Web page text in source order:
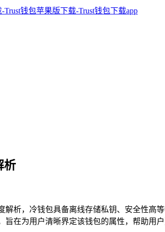
析
解析，冷钱包具备离线存储私钥、安全性高
旨在为用户清晰界定该钱包的属性，帮助用